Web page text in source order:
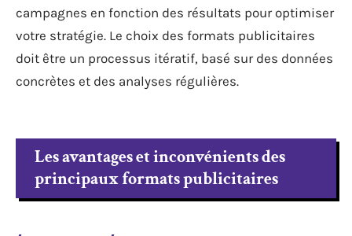
campagnes en fonction des résultats pour optimiser
votre stratégie. Le choix des formats publicitaires
doit être un processus itératif, basé sur des données
concrètes et des analyses régulières.
Les avantages et inconvénients des
principaux formats publicitaires